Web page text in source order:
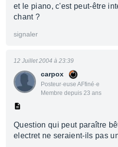
et le piano, c'est peut-être
chant ?
signaler
carpox
Posteur·euse AFfiné·e
Membre depuis 23 ans
12 Juillet 2004 à 23:39
Question qui peut paraître
electret ne seraient-ils pas